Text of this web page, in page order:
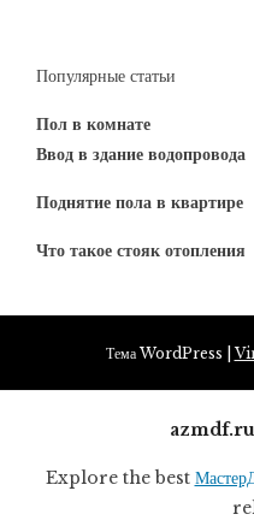
Популярные статьи
Пол в комнате
Ввод в здание водопровода
Поднятие пола в квартире
Что такое стояк отопления
Тема WordPress |
azmdf.ru
Explore the best